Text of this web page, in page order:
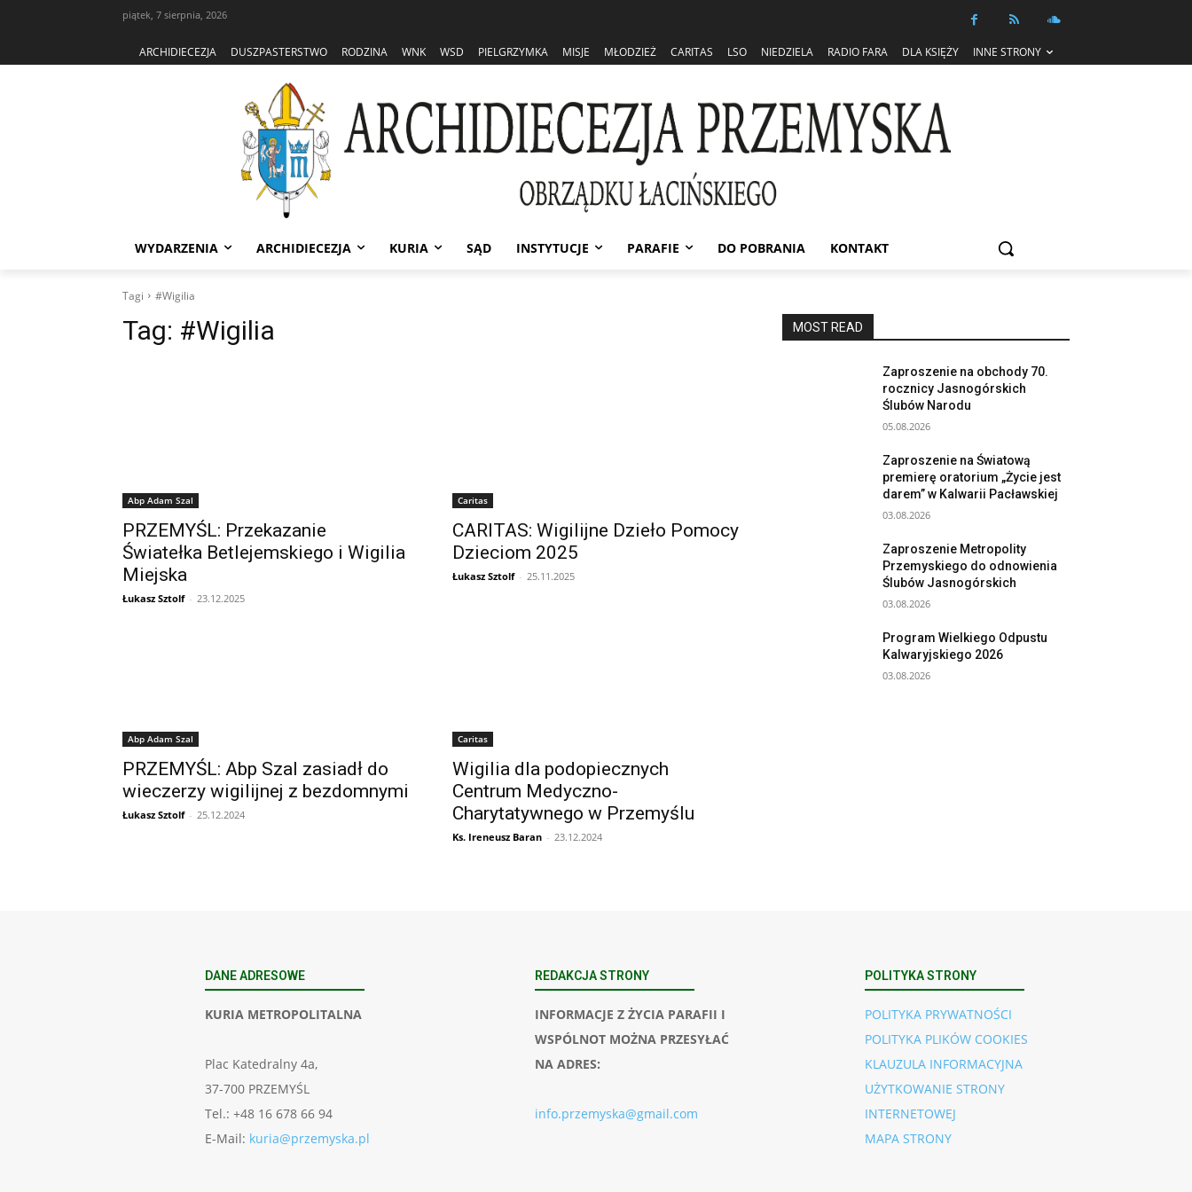
piątek, 7 sierpnia, 2026
ARCHIDIECEZJA DUSZPASTERSTWO RODZINA WNK WSD PIELGRZYMKA MISJE MŁODZIEŻ CARITAS LSO NIEDZIELA RADIO FARA DLA KSIĘŻY INNE STRONY
WYDARZENIA ARCHIDIECEZJA KURIA SĄD INSTYTUCJE PARAFIE DO POBRANIA KONTAKT
Tagi #Wigilia
Tag: #Wigilia
Abp Adam Szal
PRZEMYŚL: Przekazanie
Światełka Betlejemskiego i Wigilia
Miejska
Łukasz Sztolf - 23.12.2025
Caritas
CARITAS: Wigilijne Dzieło Pomocy
Dzieciom 2025
Łukasz Sztolf - 25.11.2025
Abp Adam Szal
PRZEMYŚL: Abp Szal zasiadł do
wieczerzy wigilijnej z bezdomnymi
Łukasz Sztolf - 25.12.2024
Caritas
Wigilia dla podopiecznych
Centrum Medyczno-
Charytatywnego w Przemyślu
Ks. Ireneusz Baran - 23.12.2024
MOST READ
Zaproszenie na obchody 70.
rocznicy Jasnogórskich
Ślubów Narodu
05.08.2026
Zaproszenie na Światową
premierę oratorium „Życie jest
darem” w Kalwarii Pacławskiej
03.08.2026
Zaproszenie Metropolity
Przemyskiego do odnowienia
Ślubów Jasnogórskich
03.08.2026
Program Wielkiego Odpustu
Kalwaryjskiego 2026
03.08.2026
DANE ADRESOWE
KURIA METROPOLITALNA
Plac Katedralny 4a,
37-700 PRZEMYŚL
Tel.: +48 16 678 66 94
E-Mail: kuria@przemyska.pl
REDAKCJA STRONY
INFORMACJE Z ŻYCIA PARAFII I
WSPÓLNOT MOŻNA PRZESYŁAĆ
NA ADRES:
info.przemyska@gmail.com
POLITYKA STRONY
POLITYKA PRYWATNOŚCI
POLITYKA PLIKÓW COOKIES
KLAUZULA INFORMACYJNA
UŻYTKOWANIE STRONY
INTERNETOWEJ
MAPA STRONY